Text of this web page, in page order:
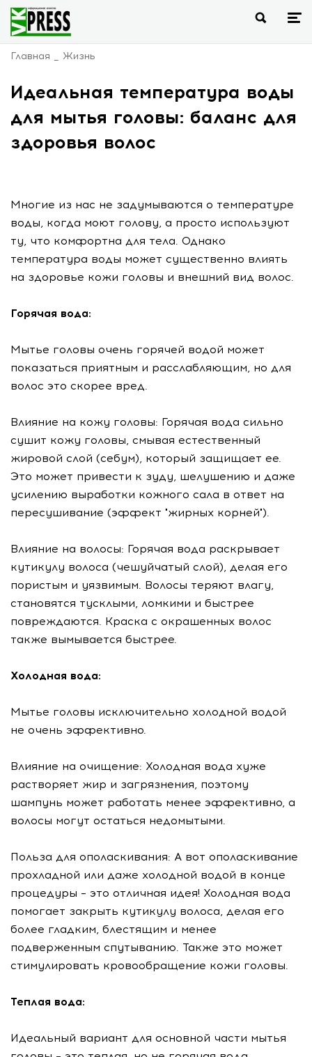
Главная Жизнь
Идеальная температура воды
для мытья головы: баланс для
здоровья волос
Многие из нас не задумываются о температуре
воды, когда моют голову, а просто используют
ту, что комфортна для тела. Однако
температура воды может существенно влиять
на здоровье кожи головы и внешний вид волос.
Горячая вода:
Мытье головы очень горячей водой может
показаться приятным и расслабляющим, но для
волос это скорее вред.
Влияние на кожу головы: Горячая вода сильно
сушит кожу головы, смывая естественный
жировой слой (себум), который защищает ее.
Это может привести к зуду, шелушению и даже
усилению выработки кожного сала в ответ на
пересушивание (эффект "жирных корней").
Влияние на волосы: Горячая вода раскрывает
кутикулу волоса (чешуйчатый слой), делая его
пористым и уязвимым. Волосы теряют влагу,
становятся тусклыми, ломкими и быстрее
повреждаются. Краска с окрашенных волос
также вымывается быстрее.
Холодная вода:
Мытье головы исключительно холодной водой
не очень эффективно.
Влияние на очищение: Холодная вода хуже
растворяет жир и загрязнения, поэтому
шампунь может работать менее эффективно, а
волосы могут остаться недомытыми.
Польза для ополаскивания: А вот ополаскивание
прохладной или даже холодной водой в конце
процедуры – это отличная идея! Холодная вода
помогает закрыть кутикулу волоса, делая его
более гладким, блестящим и менее
подверженным спутыванию. Также это может
стимулировать кровообращение кожи головы.
Теплая вода:
Идеальный вариант для основной части мытья